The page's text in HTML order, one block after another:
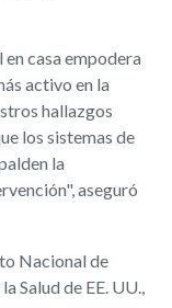
casa empodera
activo en la
hallazgos
los sistemas de
la
aseguró
Nacional de
Salud de EE. UU.,